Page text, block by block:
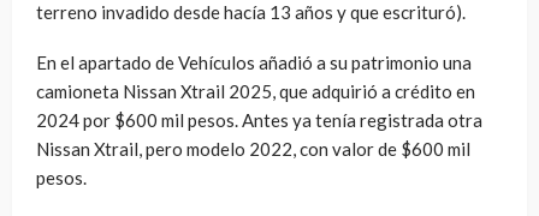
terreno invadido desde hacía 13 años y que escrituró).
En el apartado de Vehículos añadió a su patrimonio una
camioneta Nissan Xtrail 2025, que adquirió a crédito en
2024 por $600 mil pesos. Antes ya tenía registrada otra
Nissan Xtrail, pero modelo 2022, con valor de $600 mil
pesos.